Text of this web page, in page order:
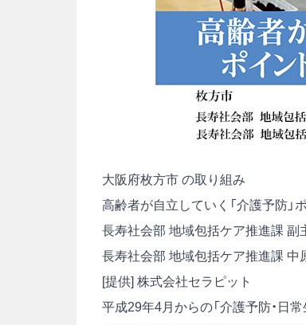
大阪府枚方市 の取り組み
高齢者が自立していく「介護予防」
長寿社会部 地域包括ケア推進課 副
長寿社会部 地域包括ケア推進課 中
[提供] 株式会社セラピット
平成29年4月からの「介護予防・日